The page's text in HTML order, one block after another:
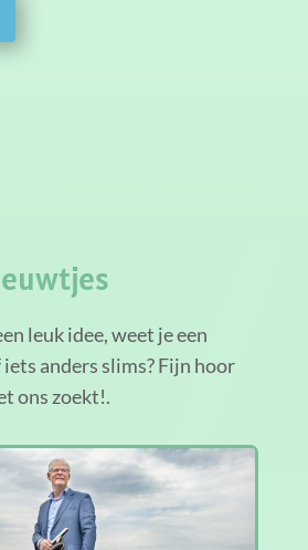
leuk idee, weet je een
anders slims? Fijn hoor
ons zoekt!.